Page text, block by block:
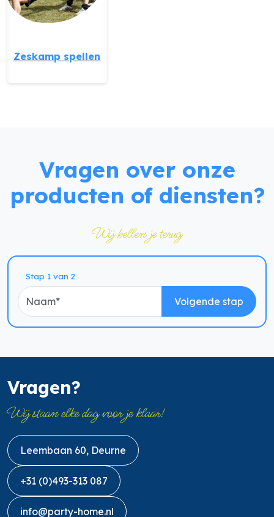
Zeskamp spellen
Vragen over onze
producten of diensten?
Wij bellen je terug
Stap 1 van 2
Naam
Volgende stap
Vragen?
Wij staan elke dag voor je klaar!
Leembaan 60, Deurne
+31 (0)493-313 087
info@party-home.nl